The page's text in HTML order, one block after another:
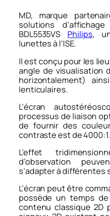
MD, marque
solutions
BDL5535VS Philips,
lunettes à l’ISE.
Il est conçu pour les
angle de visualisation
horizontalement)
lenticulaires.
L’écran
processus de liaison
de fournir des
contraste est de 4000:1.
L’effet
d’observation
s’adapter à différentes
L’écran peut être
possède un temps
contenu classique